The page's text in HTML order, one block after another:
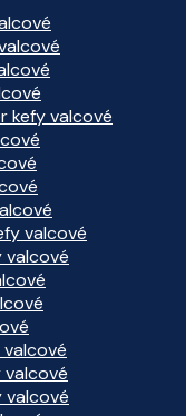
kefy valcové
valcové
valcové
valcové
valcové